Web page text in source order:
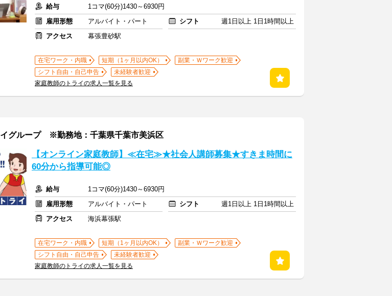
給与
1コマ(60分)1430～6930円
雇用形態
アルバイト・パート シフト
週1日以上 1日1時間以上
アクセス
幕張豊砂駅
在宅ワーク・内職 短期（1ヶ月以内OK）
副業・Ｗワーク歓迎
シフト自由・自己申告
未経験者歓迎
家庭教師のトライの求人一覧を見る
グループ ※勤務地：千葉県千葉市美浜区
【オンライン家庭教師】≪在宅≫★社会人講師募集★すきま時間に
60分から指導可能◎
給与
1コマ(60分)1430～6930円
雇用形態
アルバイト・パート シフト
週1日以上 1日1時間以上
アクセス
海浜幕張駅
在宅ワーク・内職 短期（1ヶ月以内OK）
副業・Ｗワーク歓迎
シフト自由・自己申告
未経験者歓迎
家庭教師のトライの求人一覧を見る